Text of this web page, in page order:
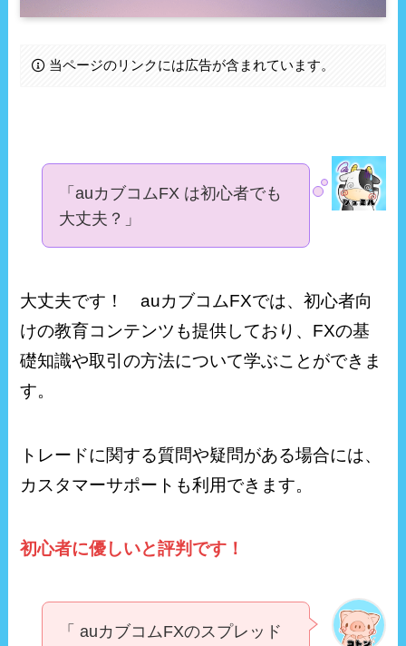
当ページのリンクには広告が含まれています。
「auカブコムFX は初心者でも
大丈夫？」
大丈夫です！ auカブコムFXでは、初心者向
けの教育コンテンツも提供しており、FXの基
礎知識や取引の方法について学ぶことができま
す。
トレードに関する質問や疑問がある場合には、
カスタマーサポートも利用できます。
初心者に優しいと評判です！
「 auカブコムFXのスプレッド